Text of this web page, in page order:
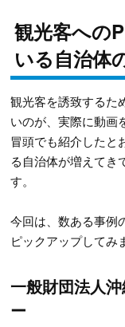
観光客への
いる自治体
観光客を誘致するた
いのが、実際に動画
冒頭でも紹介したと
る自治体が増えてき
す。
今回は、数ある事例
ピックアップしてみ
一般財団法人
ー